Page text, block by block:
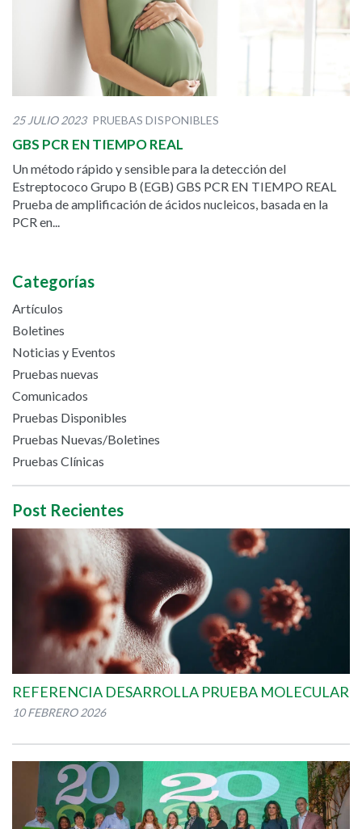
25 JULIO 2023 PRUEBAS DISPONIBLES
GBS PCR EN TIEMPO REAL
Un método rápido y sensible para la detección del
Estreptococo Grupo B (EGB) GBS PCR EN TIEMPO REAL
Prueba de amplificación de ácidos nucleicos, basada en la
PCR en...
Categorías
Artículos
Boletines
Noticias y Eventos
Pruebas nuevas
Comunicados
Pruebas Disponibles
Pruebas Nuevas/Boletines
Pruebas Clínicas
Post Recientes
REFERENCIA DESARROLLA PRUEBA MOLECULAR
10 FEBRERO 2026